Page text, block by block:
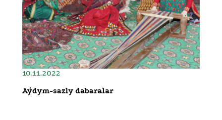
10.11.2022
Aýdym-sazly dabaralar